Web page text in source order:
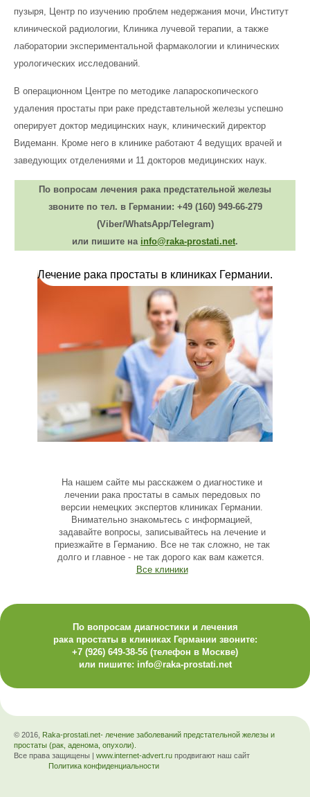
пузыря, Центр по изучению проблем недержания мочи, Институт
клинической радиологии, Клиника лучевой терапии, а также
лаборатории экспериментальной фармакологии и клинических
урологических исследований.
В операционном Центре по методике лапароскопического
удаления простаты при раке представтельной железы успешно
оперирует доктор медицинских наук, клинический директор
Видеманн. Кроме него в клинике работают 4 ведущих врачей и
заведующих отделениями и 11 докторов медицинских наук.
По вопросам лечения рака предстательной железы
звоните по тел. в Германии: +49 (160) 949-66-279
(Viber/WhatsApp/Telegram)
или пишите на info@raka-prostati.net.
Лечение рака простаты в клиниках Германии.
На нашем сайте мы расскажем о диагностике и
лечении рака простаты в самых передовых по
версии немецких экспертов клиниках Германии.
Внимательно знакомьтесь с информацией,
задавайте вопросы, записывайтесь на лечение и
приезжайте в Германию. Все не так сложно, не так
долго и главное - не так дорого как вам кажется.
Все клиники
По вопросам диагностики и лечения
рака простаты в клиниках Германии звоните:
+7 (926) 649-38-56 (телефон в Москве)
или пишите: info@raka-prostati.net
© 2016, Raka-prostati.net- лечение заболеваний предстательной железы и
простаты (рак, аденома, опухоли).
Все права защищены | www.internet-advert.ru продвигают наш сайт
Политика конфиденциальности